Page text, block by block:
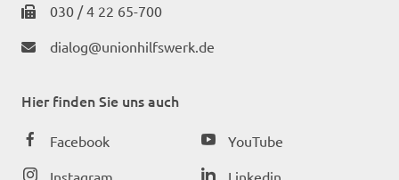
030 / 4 22 65-700
dialog@unionhilfswerk.de
Hier finden Sie uns auch
Facebook
Instagram
YouTube
Linkedin